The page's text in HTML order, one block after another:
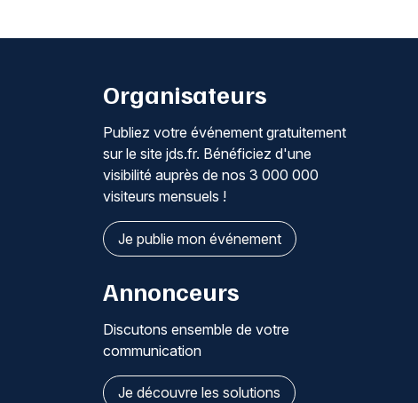
Organisateurs
Publiez votre événement gratuitement
sur le site jds.fr. Bénéficiez d'une
visibilité auprès de nos 3 000 000
visiteurs mensuels !
Je publie mon événement
Annonceurs
Discutons ensemble de votre
communication
Je découvre les solutions